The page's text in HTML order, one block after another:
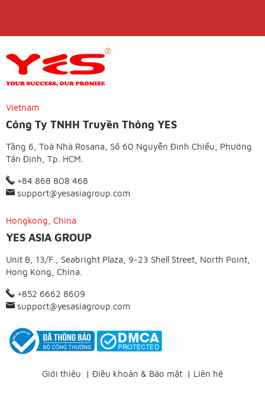
Vietnam
Công Ty TNHH Truyền Thông YES
Tầng 6, Toà Nhà Rosana, Số 60 Nguyễn Đình Chiểu, Phường
Tân Định, Tp. HCM.
+84 868 808 468
support@yesasiagroup.com
Hongkong, China
YES ASIA GROUP
Unit B, 13/F., Seabright Plaza, 9-23 Shell Street, North Point,
Hong Kong, China.
+852 6662 8609
support@yesasiagroup.com
Giới thiệu | Điều khoản & Bảo mật | Liên hệ